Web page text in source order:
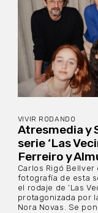
VIVIR RODANDO
Atresmedia y
serie ‘Las
Ferreiro y
Carlos Rigó
fotografía de esta
el rodaje de ‘Las
protagonizada por
Nora Novas. Se